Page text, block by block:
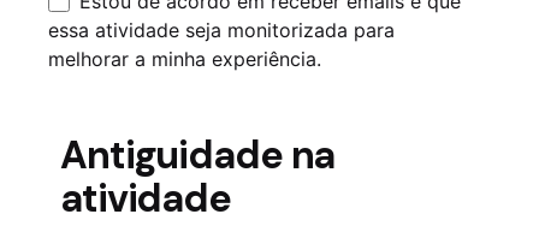
Critérios que mais
pesam na decisão
Antiguidade na
atividade
essa atividade seja monitorizada para
melhorar a minha experiência.